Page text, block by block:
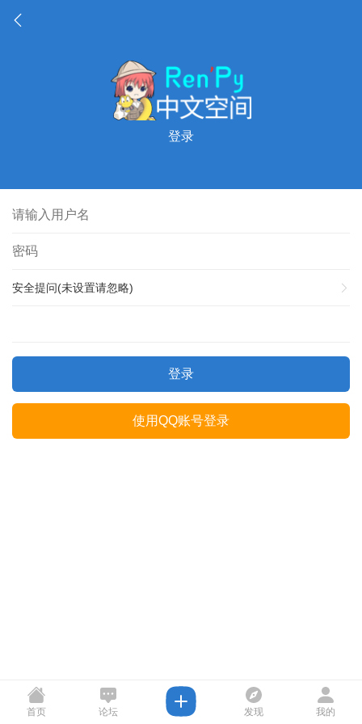
登录
安全提问(未设置请忽略)
登录
使用QQ账号登录
首页 论坛 发现 我的